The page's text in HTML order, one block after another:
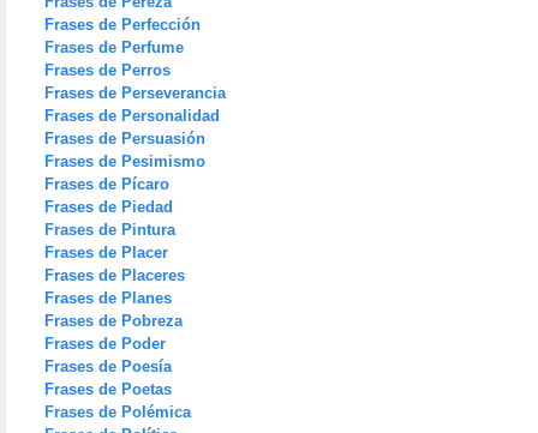
Frases de Perfección
Frases de Perfume
Frases de Perros
Frases de Perseverancia
Frases de Personalidad
Frases de Persuasión
Frases de Pesimismo
Frases de Pícaro
Frases de Piedad
Frases de Pintura
Frases de Placer
Frases de Placeres
Frases de Planes
Frases de Pobreza
Frases de Poder
Frases de Poesía
Frases de Poetas
Frases de Polémica